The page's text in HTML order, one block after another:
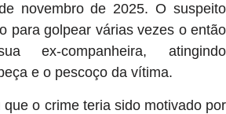
novembro de 2025. O suspeito
para golpear várias vezes o então
ex-companheira, atingindo
e o pescoço da vítima.
o crime teria sido motivado por